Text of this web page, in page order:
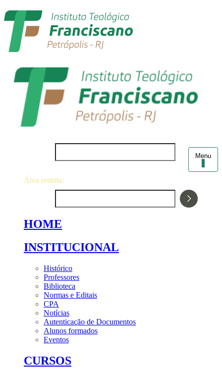
Menu
Área restrita:
HOME
INSTITUCIONAL
Histórico
Professores
Biblioteca
Normas e Editais
CPA
Notícias
Autenticação de Documentos
Alunos formados
Eventos
CURSOS